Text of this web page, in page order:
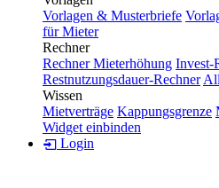
Vorlagen & Musterbriefe
für Mieter
Rechner
Rechner Mieterhöhung Invest-
Restnutzungsdauer-Rechner
Wissen
Mietverträge Kappungsgrenze
Widget einbinden
Login